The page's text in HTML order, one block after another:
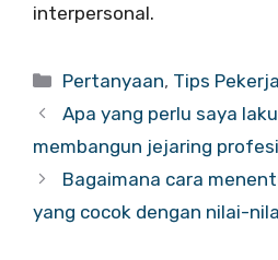
interpersonal.
Categories
Pertanyaan, Tips
Apa yang perlu saya
membangun jejaring
Bagaimana cara
yang cocok dengan nilai-